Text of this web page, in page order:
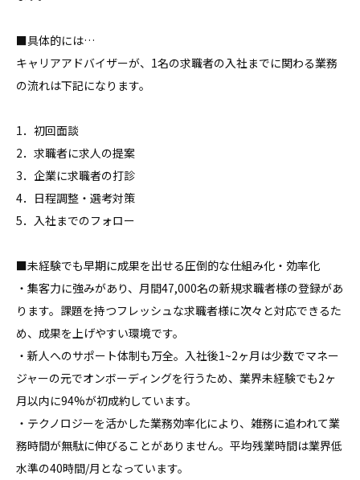
■具体的には…
キャリアアドバイザーが、1名の求職者の入社までに関わる業務
の流れは下記になります。
1．初回面談
2．求職者に求人の提案
3．企業に求職者の打診
4．日程調整・選考対策
5．入社までのフォロー
■未経験でも早期に成果を出せる圧倒的な仕組み化・効率化
・集客力に強みがあり、月間47,000名の新規求職者様の登録があ
ります。課題を持つフレッシュな求職者様に次々と対応できるた
め、成果を上げやすい環境です。
・新人へのサポート体制も万全。入社後1~2ヶ月は少数でマネー
ジャーの元でオンボーディングを行うため、業界未経験でも2ヶ
月以内に94%が初成約しています。
・テクノロジーを活かした業務効率化により、雑務に追われて業
務時間が無駄に伸びることがありません。平均残業時間は業界低
水準の40時間/月となっています。